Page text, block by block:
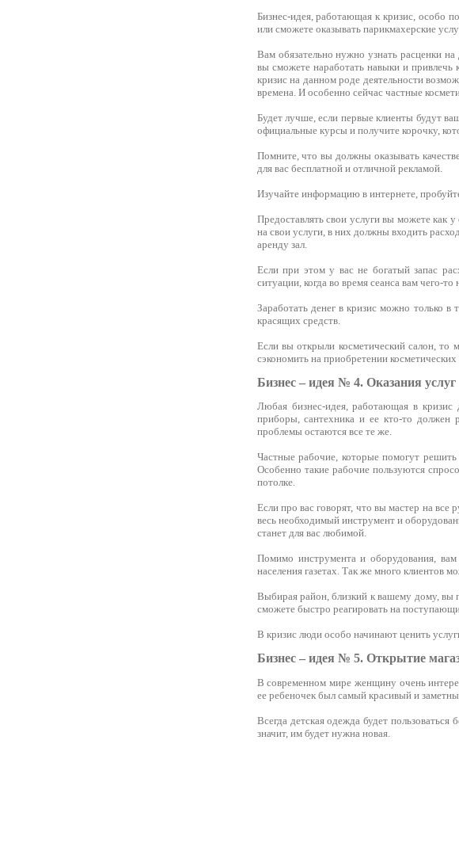
Бизнес-идея, работающая к кризис, особо
или сможете оказывать парикмахерские
Вам обязательно нужно узнать расценки
вы сможете наработать навыки и привлечь
кризис на данном роде деятельности
времена. И особенно сейчас частные
Будет лучше, если первые клиенты будут
официальные курсы и получите корочку,
Помните, что вы должны оказывать
для вас бесплатной и отличной рекламой.
Изучайте информацию в интернете,
Предоставлять свои услуги вы можете как
на свои услуги, в них должны входить
аренду зал.
Если при этом у вас не богатый запас
ситуации, когда во время сеанса вам чего-то
Заработать денег в кризис можно только
красящих средств.
Если вы открыли косметический салон, то
сэкономить на приобретении косметических
Бизнес – идея № 4. Оказания
Любая бизнес-идея, работающая в
приборы, сантехника и ее кто-то должен
проблемы остаются все те же.
Частные рабочие, которые помогут
Особенно такие рабочие пользуются
потолке.
Если про вас говорят, что вы мастер на все
весь необходимый инструмент и
станет для вас любимой.
Помимо инструмента и оборудования,
населения газетах. Так же много клиентов
Выбирая район, близкий к вашему дому, вы
сможете быстро реагировать на
В кризис люди особо начинают ценить
Бизнес – идея № 5. Открытие
В современном мире женщину очень
ее ребеночек был самый красивый и
Всегда детская одежда будет
значит, им будет нужна новая.